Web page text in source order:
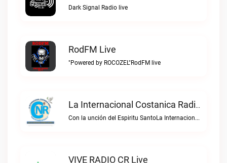
Dark Signal Radio live
RodFM Live
"Powered by ROCOZEL"RodFM live
La Internacional Costanica Radio Live
Con la unción del Espiritu SantoLa Internacional Costanica Radio live
VIVE RADIO CR Live